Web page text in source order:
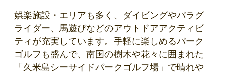
娯楽施設・エリアも多く、ダイビングやパラグ
ライダー、馬遊びなどのアウトドアアクティビ
ティが充実しています。手軽に楽しめるパーク
ゴルフも盛んで、南国の樹木や花々に囲まれた
「久米島シーサイドパークゴルフ場」で晴れや